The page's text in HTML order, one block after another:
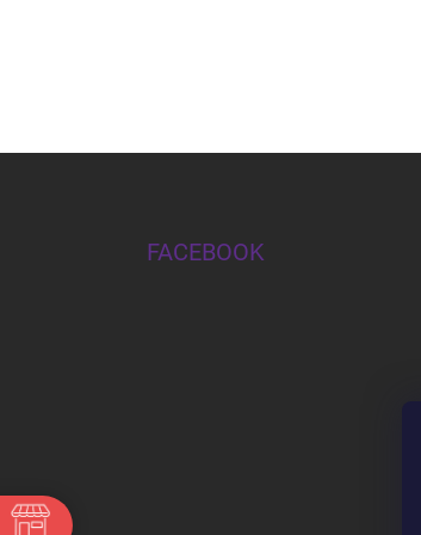
FACEBOOK